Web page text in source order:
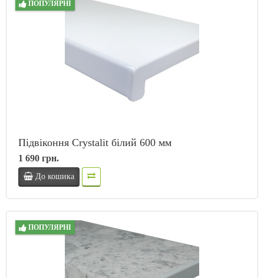
ПОПУЛЯРНІ
Підвіконня Crystalit білий 600 мм
1 690 грн.
До кошика
ПОПУЛЯРНІ